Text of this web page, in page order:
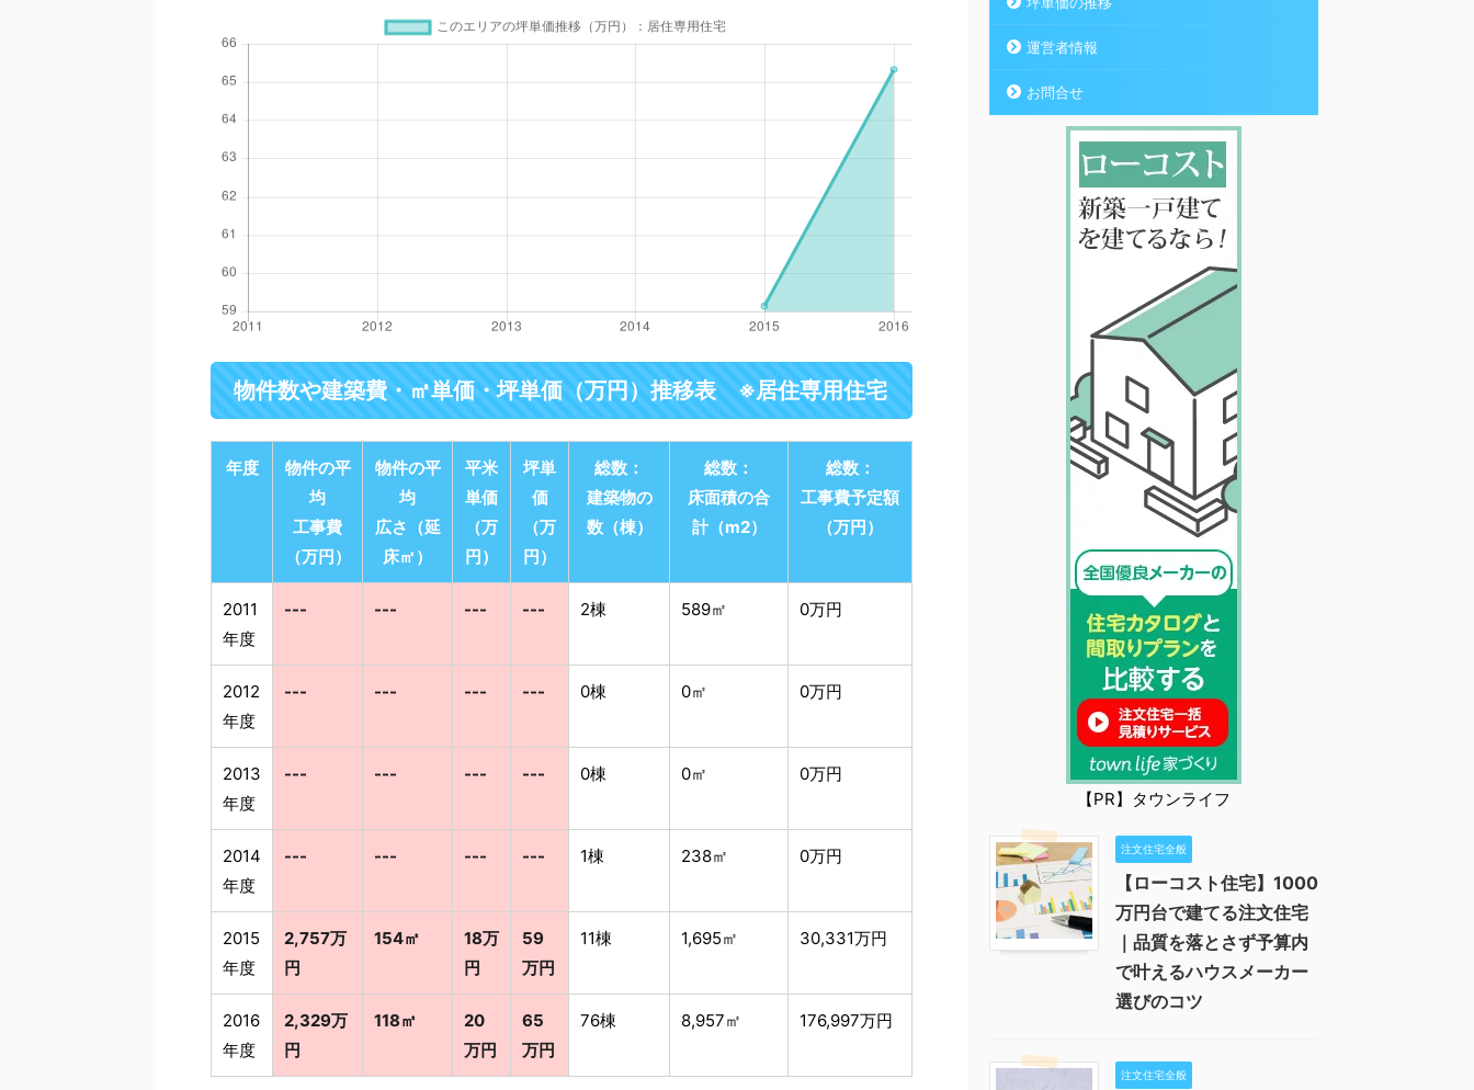
物件数や建築費・㎡単価・坪単価（万円）推移表 ※居住専用住宅
年度
物件の平
均
工事費
（万円）
物件の平
均
広さ（延
床㎡）
平米
単価
（万
円）
坪単
価
（万
円）
総数：
建築物の
数（棟）
総数：
床面積の合
計（m2）
総数：
工事費予定額
（万円）
2011
年度
--- --- --- --- 2棟 589㎡ 0万円
2012
年度
--- --- --- --- 0棟 0㎡ 0万円
2013
年度
--- --- --- --- 0棟 0㎡ 0万円
2014
年度
--- --- --- --- 1棟 238㎡ 0万円
2015
年度
2,757万
円
154㎡
18万
円
59
万円
11棟 1,695㎡ 30,331万円
2016
年度
2,329万
円
118㎡
20
万円
65
万円
76棟 8,957㎡ 176,997万円
運営者情報
お問合せ
【PR】タウンライフ
注文住宅全般
【ローコスト住宅】1000
万円台で建てる注文住宅
｜品質を落とさず予算内
で叶えるハウスメーカー
選びのコツ
注文住宅全般